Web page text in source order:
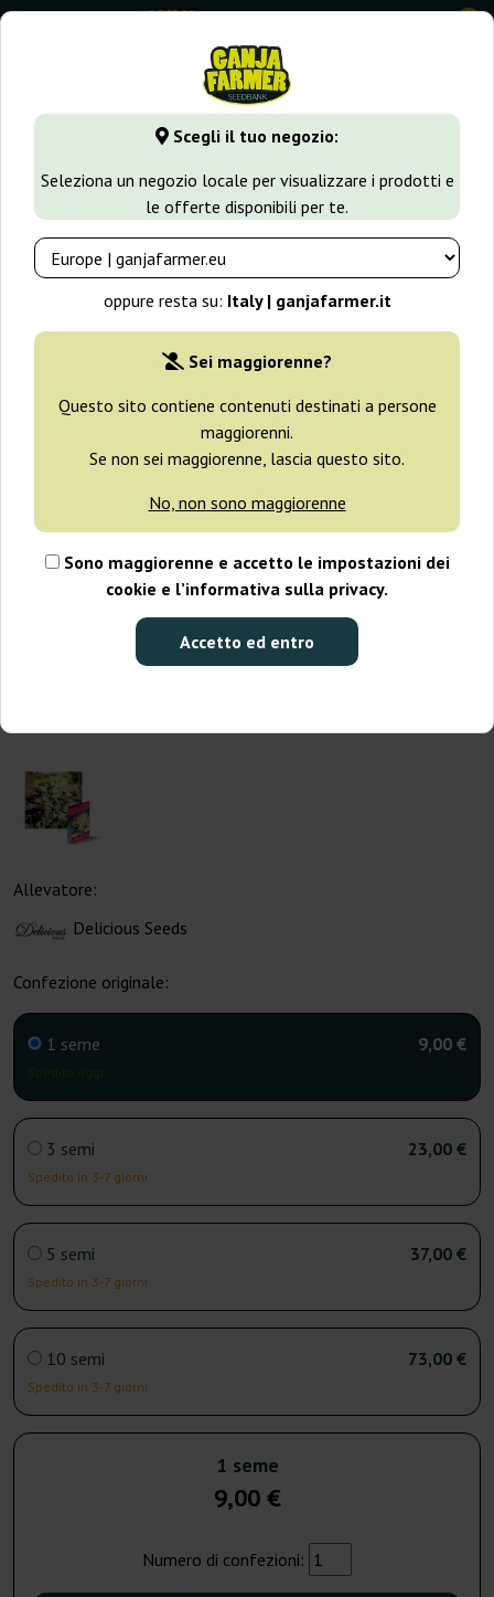
Scegli il tuo negozio:
Seleziona un negozio locale per visualizzare i prodotti e
le offerte disponibili per te.
oppure resta su: Italy | ganjafarmer.it
Sei maggiorenne?
Questo sito contiene contenuti destinati a persone
maggiorenni.
Se non sei maggiorenne, lascia questo sito.
No, non sono maggiorenne
Sono maggiorenne e accetto le impostazioni dei
cookie e l’informativa sulla privacy.
Accetto ed entro
0
GanjaFarmer.it Tipi di Semi Semi Sativa Caramelo
Seeds
Allevatore:
Delicious Seeds
Confezione originale:
1 seme 9,00 €
3 semi
Spedito in 3-7 giorni
23,00 €
5 semi
Spedito in 3-7 giorni
37,00 €
10 semi
Spedito in 3-7 giorni
73,00 €
1 seme
9,00 €
Numero di confezioni: